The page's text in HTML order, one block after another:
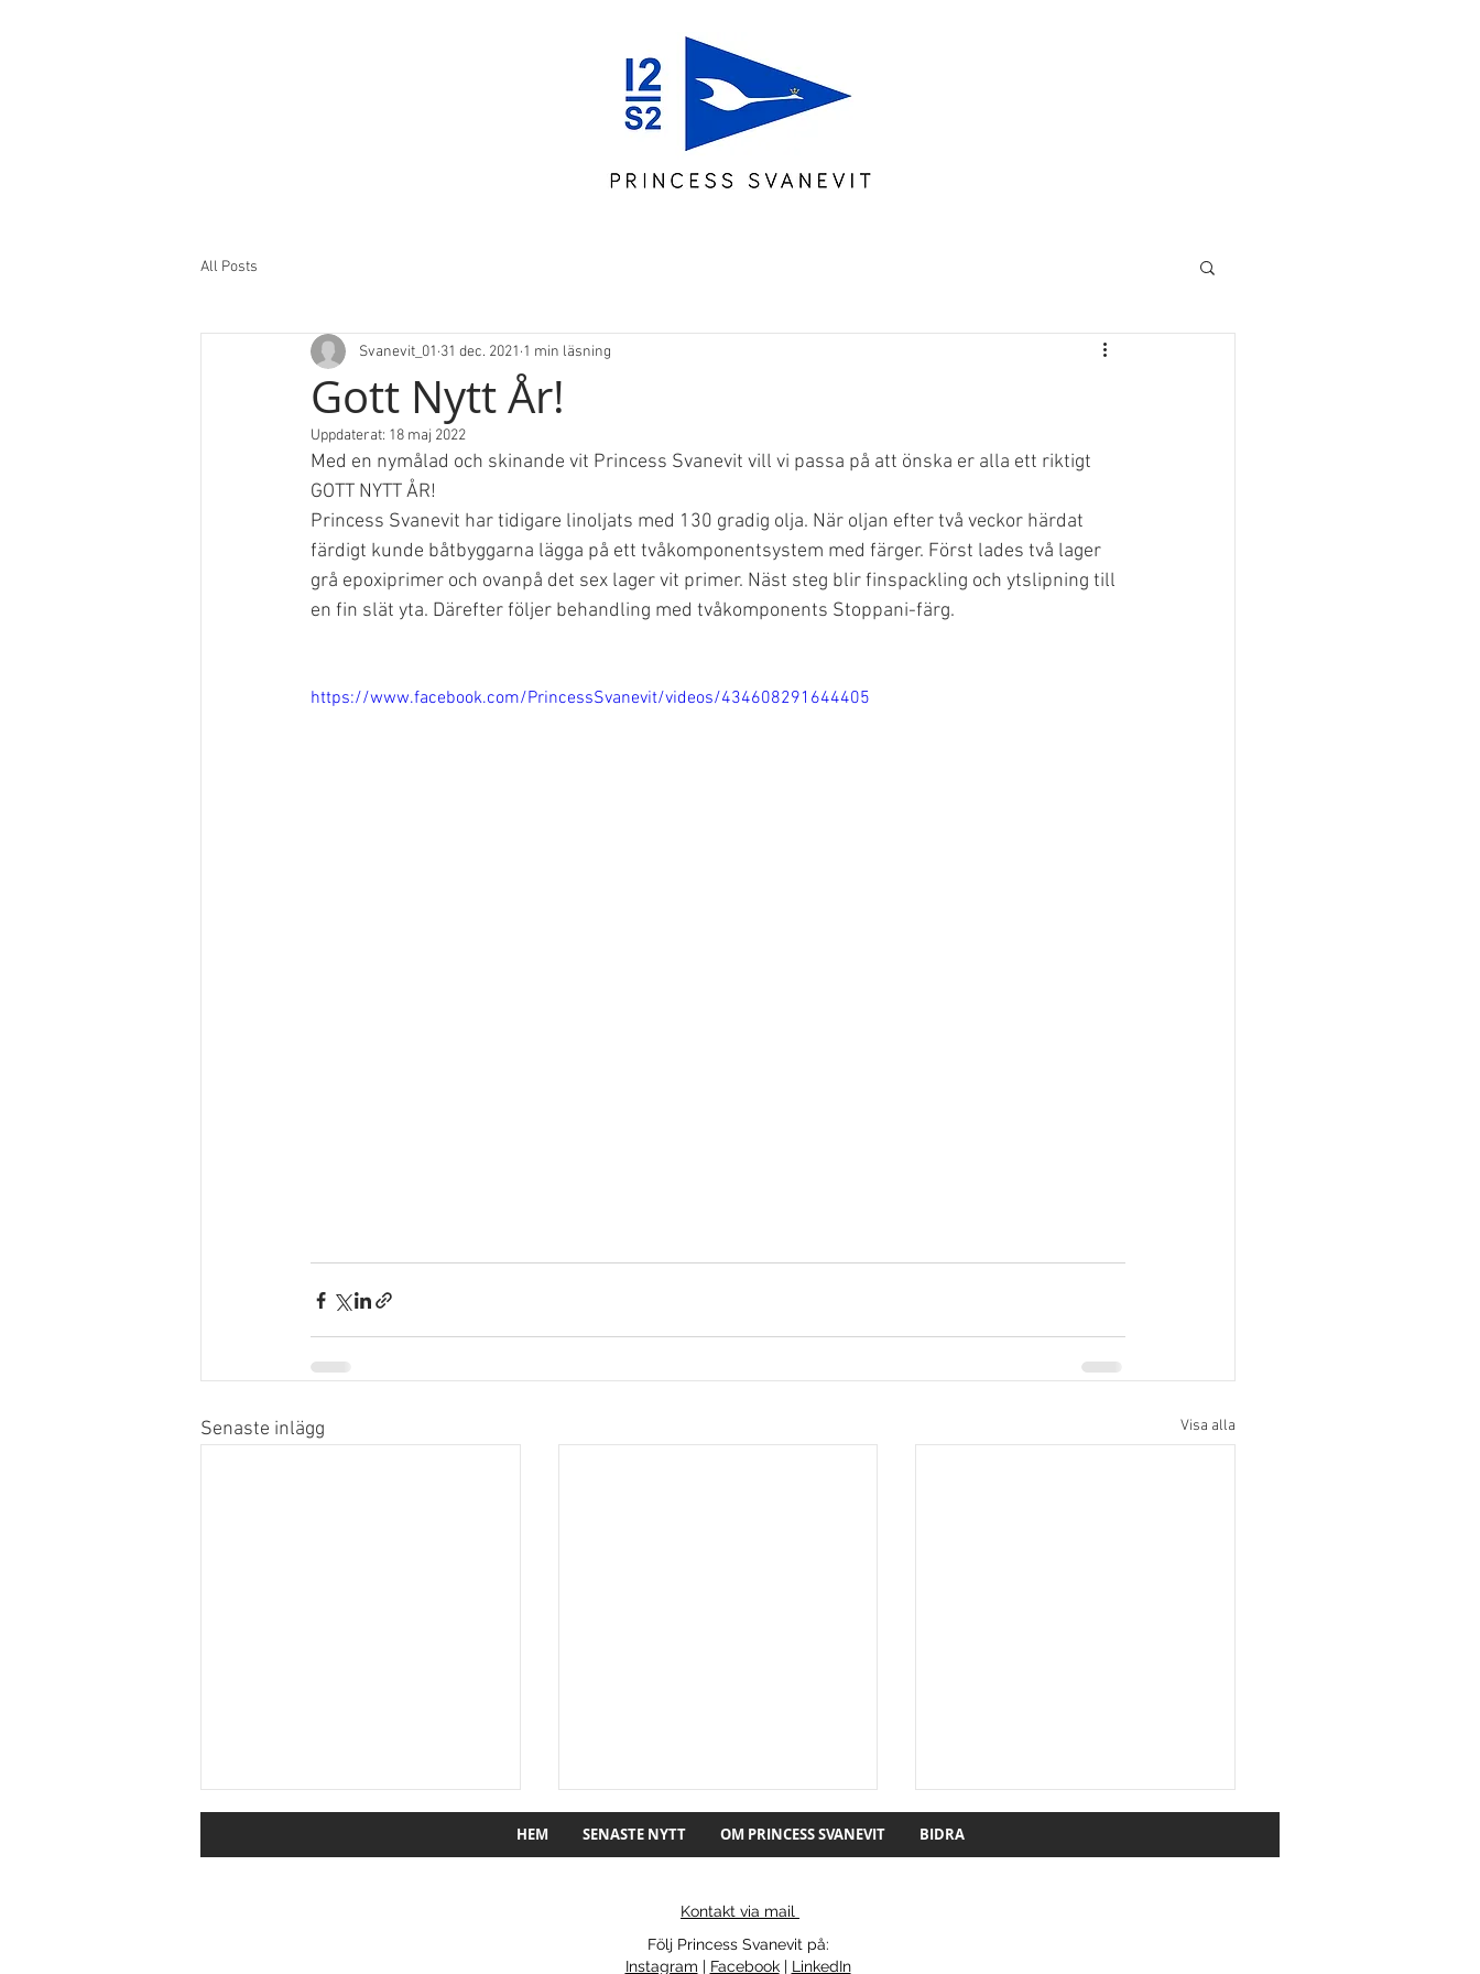
All Posts
Gott Nytt År!
Svanevit_01 31 dec. 2021 1 min läsning
Uppdaterat: 18 maj 2022
Med en nymålad och skinande vit Princess Svanevit vill vi passa på att önska er alla ett riktigt
GOTT NYTT ÅR!
Princess Svanevit har tidigare linoljats med 130 gradig olja. När oljan efter två veckor härdat
färdigt kunde båtbyggarna lägga på ett tvåkomponentsystem med färger. Först lades två lager
grå epoxiprimer och ovanpå det sex lager vit primer. Näst steg blir finspackling och ytslipning till
en fin slät yta. Därefter följer behandling med tvåkomponents Stoppani-färg.
https://www.facebook.com/PrincessSvanevit/videos/434608291644405
Senaste inlägg Visa alla
”BEVARA OSS VÄL!”
HEM SENASTE NYTT OM PRINCESS SVANEVIT BIDRA
Kontakt via mail
Följ Princess Svanevit på:
Instagram | Facebook| LinkedIn